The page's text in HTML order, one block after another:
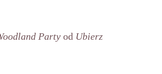
Party od Ubierz